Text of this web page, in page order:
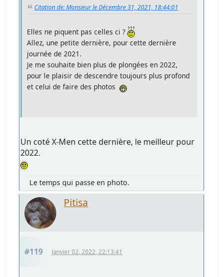
Citation de: Monsieur le Décembre 31, 2021, 18:44:01
Elles ne piquent pas celles ci ?
Allez, une petite dernière, pour cette dernière
journée de 2021.
Je me souhaite bien plus de plongées en 2022,
pour le plaisir de descendre toujours plus profond
et celui de faire des photos
Un coté X-Men cette dernière, le meilleur pour
2022.
Le temps qui passe en photo.
Pitisa
#119 Janvier 02, 2022, 22:13:41